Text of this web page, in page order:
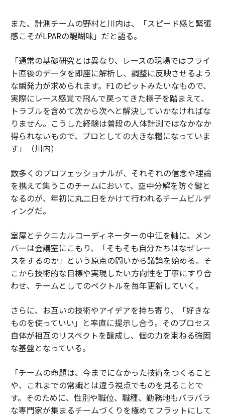
また、計測チームの野村と川内は、「スピード感と緊張
感こそがLPARの醍醐味」だと語る。
「通常の基礎研究とは異なり、レースの現場ではフライ
ト直後のデータを即座に解析し、調整に反映させるよう
な瞬発力が求められます。F1のピットみたいなもので、
実際にレース感覚で飛んで戻ってきた様子を踏まえて、
トラブルを含めて次から次へと解決していかなければな
りません。こうした経験は普段の人体計測ではなかなか
得られないもので、プロとしての大きな糧になっていま
す」（川内）
数多くのプロフェッショナルが、それぞれの信念や理論
を携えて集うこのチームにおいて、空中分解を防ぐ鍵と
なるのが、年初に丸二日をかけて行われるチームビルデ
ィングだ。
室屋とテクニカルコーディネーターの中江を軸に、メン
バーは会議室にこもり、「そもそも自分たちはなぜレー
スをするのか」という原点の問いから議論を始める。そ
こから技術的な目標や実現したい方向性を丁寧にすり合
わせ、チームとしてのベクトルを毎年更新していく。
さらに、お互いの技術やアイデアを持ち寄り、「好きな
ものを使っていい」と率直に提示し合う。そのプロセス
自体が相互のリスペクトを醸成し、個の力を束ねる強固
な基盤となっている。
「チームの命題は、今までになかった技術をつくること
や、これまでの常識とは違う視点でものを見ることで
す。そのために、性別や職位、職種、勤務地もバラバラ
な専門家が集まるチームづくりを極めてフラットにして